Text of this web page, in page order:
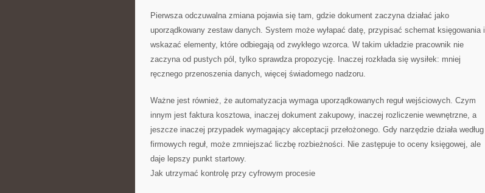
Pierwsza odczuwalna zmiana pojawia się tam, gdzie dokument zaczyna działać jako
uporządkowany zestaw danych. System może wyłapać datę, przypisać schemat księgowania i
wskazać elementy, które odbiegają od zwykłego wzorca. W takim układzie pracownik nie
zaczyna od pustych pól, tylko sprawdza propozycję. Inaczej rozkłada się wysiłek: mniej
ręcznego przenoszenia danych, więcej świadomego nadzoru.
Ważne jest również, że automatyzacja wymaga uporządkowanych reguł wejściowych. Czym
innym jest faktura kosztowa, inaczej dokument zakupowy, inaczej rozliczenie wewnętrzne, a
jeszcze inaczej przypadek wymagający akceptacji przełożonego. Gdy narzędzie działa według
firmowych reguł, może zmniejszać liczbę rozbieżności. Nie zastępuje to oceny księgowej, ale
daje lepszy punkt startowy.
Jak utrzymać kontrolę przy cyfrowym procesie